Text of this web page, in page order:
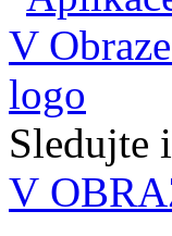
Sledujte
V